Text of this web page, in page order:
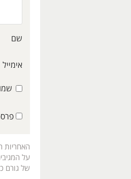
שם
אימייל
האחריות
על
של גורם